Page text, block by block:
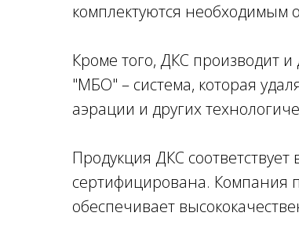
комплектуются необходимым
Кроме того, ДКС производит и
"МБО" – система, которая
аэрации и других
Продукция ДКС
сертифицирована. Компания
обеспечивает